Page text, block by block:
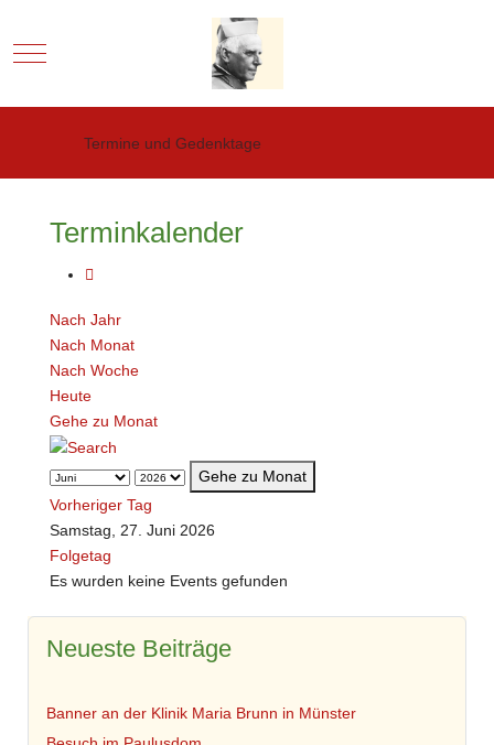
Mobile Menu Toggle
Termine und Gedenktage
Terminkalender
Nach Jahr
Nach Monat
Nach Woche
Heute
Gehe zu Monat
Gehe zu Monat
Vorheriger Tag
Samstag, 27. Juni 2026
Folgetag
Es wurden keine Events gefunden
Neueste Beiträge
Banner an der Klinik Maria Brunn in Münster